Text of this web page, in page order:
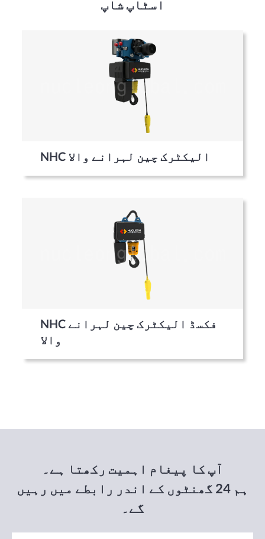
اسٹاپ شاپ
NHC الیکٹرک چین لہرانے والا
NHC فکسڈ الیکٹرک چین لہرانے
والا
آپ کا پیغام اہمیت رکھتا ہے۔
ہم 24 گھنٹوں کے اندر رابطے میں رہیں
گے۔